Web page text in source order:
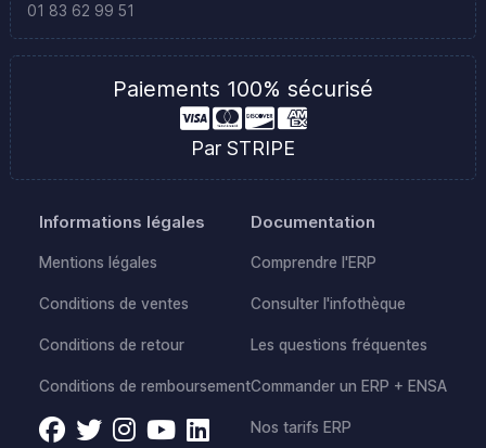
01 83 62 99 51
Paiements 100% sécurisé
Par STRIPE
Informations légales
Mentions légales
Conditions de ventes
Conditions de retour
Conditions de remboursement
Documentation
Comprendre l'ERP
Consulter l'infothèque
Les questions fréquentes
Commander un ERP + ENSA
Nos tarifs ERP